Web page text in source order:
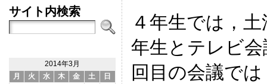
サイト内検索
2014年3月
月
火 水 木 金 土 日
４年生では，
年生とテレビ
回目の会議では